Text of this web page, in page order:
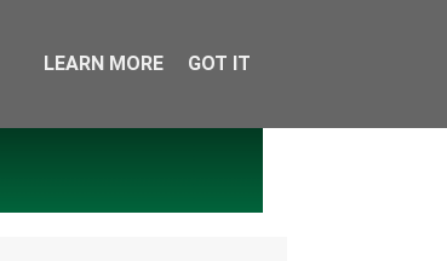
LEARN MORE GOT IT